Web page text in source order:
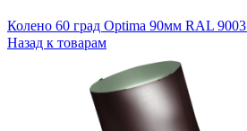
Колено 60 град Optima 90мм RAL 9003
Назад к товарам